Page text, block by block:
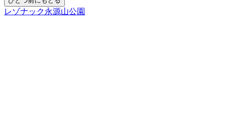
レゾナック永源山公園